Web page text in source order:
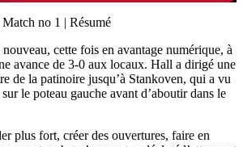
Video
no 1 | Résumé
cette fois en avantage numérique, à
avance de 3-0 aux locaux. Hall a dirigé une
de la patinoire jusqu’à Stankoven, qui a vu
le poteau gauche avant d’aboutir dans le
plus fort, créer des ouvertures, faire en